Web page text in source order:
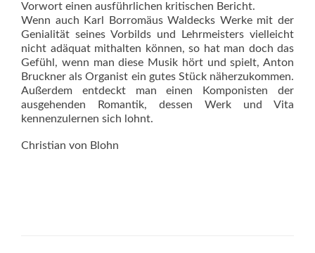
Vorwort einen ausführlichen kritischen Bericht.
Wenn auch Karl Borromäus Wal­decks Werke mit der
Genialität seines Vorbilds und Lehrmeisters vielleicht
nicht adäquat mithalten können, so hat man doch das
Gefühl, wenn man diese Musik hört und spielt, Anton
Bruckner als Organist ein gutes Stück näherzukommen.
Außerdem entdeckt man einen Komponisten der
ausgehenden Romantik, dessen Werk und Vita
kennenzulernen sich lohnt.
Christian von Blohn